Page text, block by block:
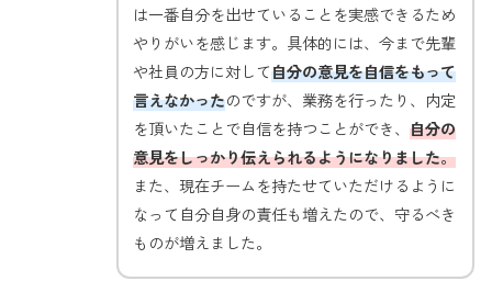
は一番自分を出せていることを実感できるため
やりがいを感じます。具体的には、今まで先輩
や社員の方に対して自分の意見を自信をもって
言えなかったのですが、業務を行ったり、内定
を頂いたことで自信を持つことができ、 自分の
意見をしっかり伝えられるようになりました。
また、現在チームを持たせていただけるように
なって自分自身の責任も増えたので、守るべき
ものが増えました。